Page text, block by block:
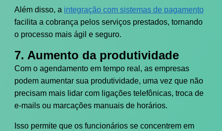
Além disso, a integração com sistemas de pagamento
facilita a cobrança pelos serviços prestados, tornando
o processo mais ágil e seguro.
7. Aumento da produtividade
Com o agendamento em tempo real, as empresas
podem aumentar sua produtividade, uma vez que não
precisam mais lidar com ligações telefônicas, troca de
e-mails ou marcações manuais de horários.
Isso permite que os funcionários se concentrem em